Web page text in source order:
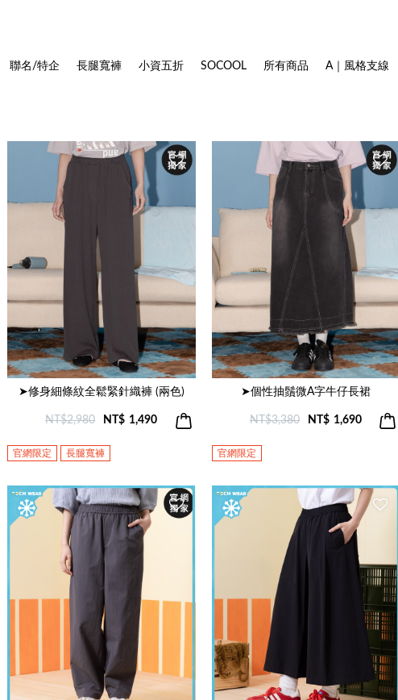
聯名/特企 長腿寬褲 小資五折 SOCOOL 所有商品 A｜風格支線
➤修身細條紋全鬆緊針織褲 (兩色)
NT$2,980 NT$ 1,490
官網限定 長腿寬褲
➤個性抽鬚微A字牛仔長裙
NT$3,380 NT$ 1,690
官網限定